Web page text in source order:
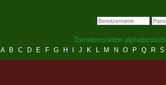
Tomatensorten alphabetisch
A B C D E F G H J K L M N O P Q R S